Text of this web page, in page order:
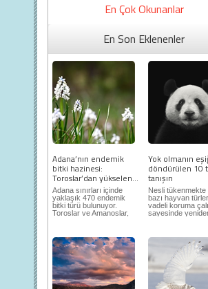
En Çok Okunanlar
En Son Eklenenler
Adana’nın endemik
bitki hazinesi:
Toroslar’dan yükselen...
Adana sınırları içinde
yaklaşık 470 endemik
bitki türü bulunuyor.
Toroslar ve Amanoslar,
Yok olmanın
döndürülen 10
tanışın
Nesli tükenmekte
bazı hayvan
vadeli koruma
sayesinde